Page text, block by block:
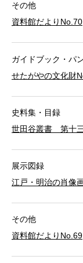
その他
資料館だよりNo.70
ガイドブック・パ
せたがやの文化財
史料集・目録
世田谷叢書 第十
展示図録
江戸・明治の肖像
その他
資料館だよりNo.69